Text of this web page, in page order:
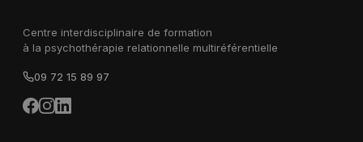
Centre interdisciplinaire de formation
à la psychothérapie relationnelle multiréférentielle
09 72 15 89 97